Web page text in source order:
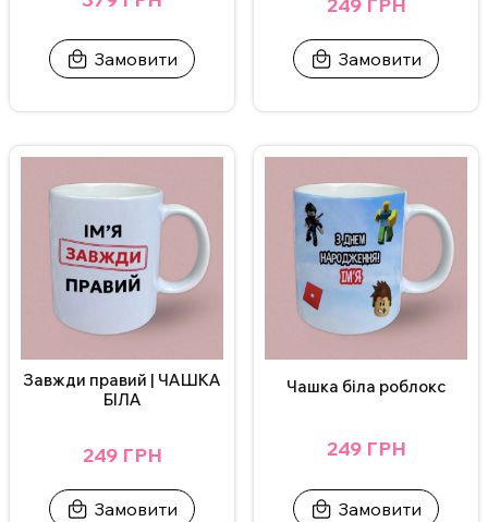
Замовити Замовити
Завжди правий | ЧАШКА
БІЛА
249 ГРН
Замовити
Чашка біла роблокс
249 ГРН
Замовити